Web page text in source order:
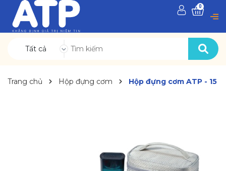
Tất cả
0
Trang chủ Hộp đựng cơm Hộp đựng cơm ATP - 15